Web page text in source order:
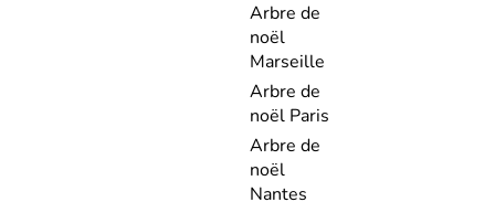
Arbre de
noël
Marseille
Arbre de
noël Paris
Arbre de
noël
Nantes